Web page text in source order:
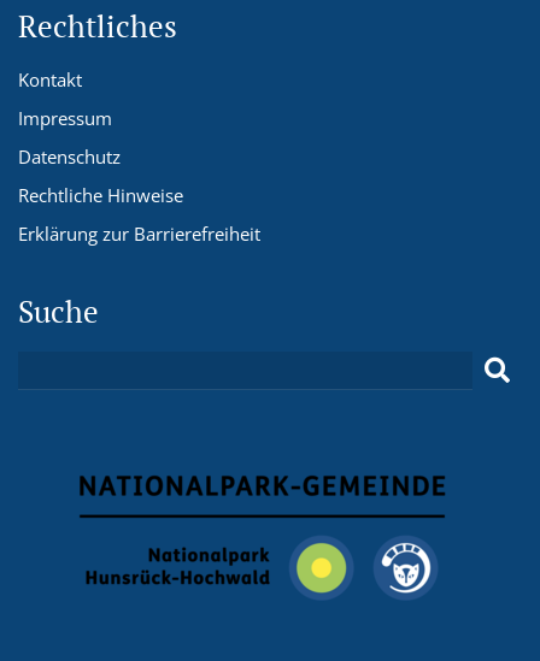
Rechtliches
Kontakt
Impressum
Datenschutz
Rechtliche Hinweise
Erklärung zur Barrierefreiheit
Suche